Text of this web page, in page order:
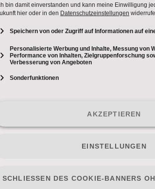
gegen Leberkässemmeln
„Bauer sucht Frau“ ihr Glück
eine gute Freundin gefunden.
keine Unbekannte. Sie machte
Lukas, mit dem sie sich
auch für andere Frauen. Heute
Und hoffe bloß, dass Lukas
und Elan. Das Team
und werden in den Spielen
sichern?
Bianca Holzmannsind